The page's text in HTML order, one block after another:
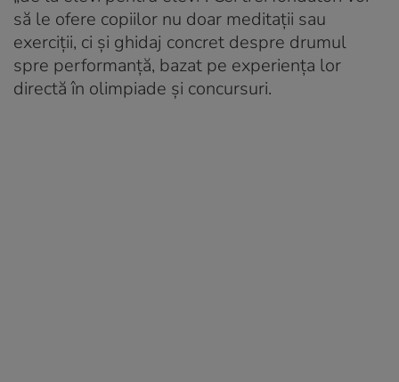
să le ofere copiilor nu doar meditații sau
exerciții, ci și ghidaj concret despre drumul
spre performanță, bazat pe experiența lor
directă în olimpiade și concursuri.